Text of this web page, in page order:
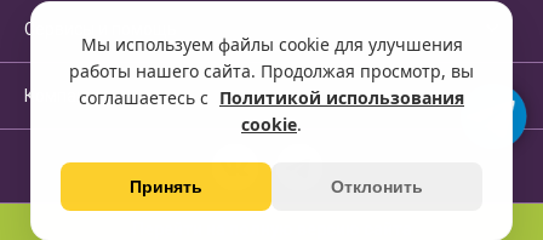
Мы используем файлы cookie для улучшения
работы нашего сайта. Продолжая просмотр, вы
соглашаетесь с Политикой использования
cookie.
Принять Отклонить
Сервисы и помощь
Компания